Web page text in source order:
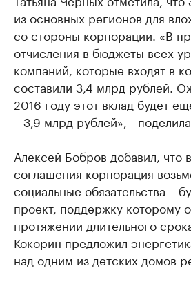
из основных регионов для
со стороны корпорации. «В
отчисления в бюджеты всех
компаний, которые входят в
составили 3,4 млрд рублей.
2016 году этот вклад будет
– 3,9 млрд рублей», -
Алексей Бобров добавил, что
соглашения корпорация
социальные обязательства –
проект, поддержку которому
протяжении длительного
Кокорин предложил
над одним из детских домов